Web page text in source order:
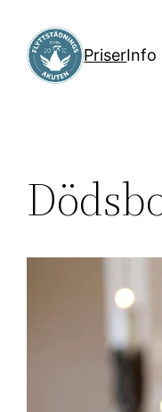
innehåll
PriserInfo